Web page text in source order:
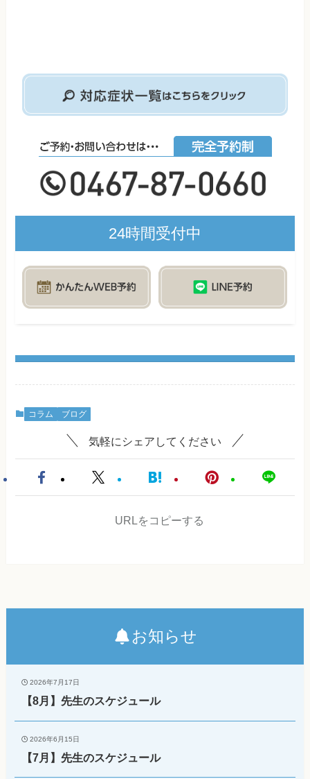
24時間受付中
コラム ブログ
気軽にシェアしてください
URLをコピーする
お知らせ
2026年7月17日
【8月】先生のスケジュール
2026年6月15日
【7月】先生のスケジュール